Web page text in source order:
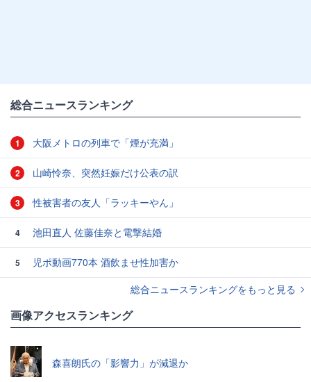
総合ニュースランキング
1 大阪メトロの列車で「煙が充満」
2 山崎怜奈、突然妊娠だけ公表の訳
3 性被害者の友人「ラッキーやん」
4 池田直人 佐藤佳奈と電撃結婚
5
児ポ動画770本 酒飲ませ性加害か
総合ニュースランキングをもっと見る
画像アクセスランキング
森喜朗氏の「影響力」が減退か